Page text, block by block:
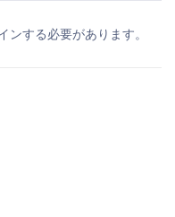
ンする必要があります。